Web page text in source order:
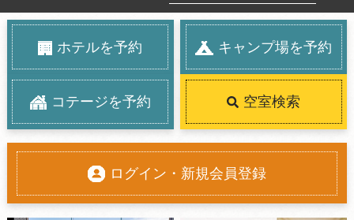
ホテルを予約 キャンプ場を予約
コテージを予約 空室検索
ログイン・新規会員登録